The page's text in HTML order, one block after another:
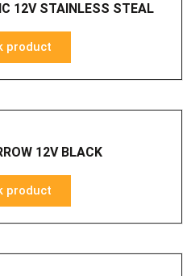
12V STAINLESS STEAL
product
12V BLACK
product